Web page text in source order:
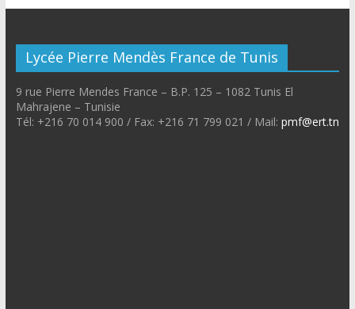
Lycée Pierre Mendès France de Tunis
9 rue Pierre Mendes France – B.P. 125 – 1082 Tunis El
Mahrajene – Tunisie
Tél: +216 70 014 900 / Fax: +216 71 799 021 / Mail: pmf@ert.tn